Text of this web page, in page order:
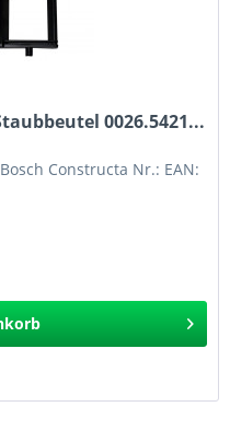
0026.5421...
Constructa Nr.: EAN: